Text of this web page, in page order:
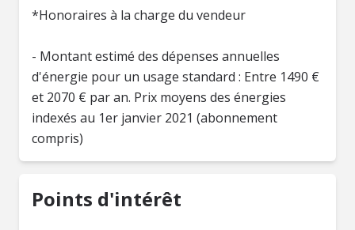
*Honoraires à la charge du vendeur
- Montant estimé des dépenses annuelles
d'énergie pour un usage standard : Entre 1490 €
et 2070 € par an. Prix moyens des énergies
indexés au 1er janvier 2021 (abonnement
compris)
Points d'intérêt